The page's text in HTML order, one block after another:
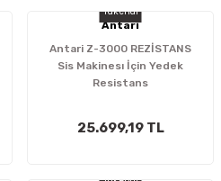
Tükendi
Antari
Antari Z-3000 REZİSTANS
Sis Makinesı İçin Yedek
Resistans
25.699,19 TL